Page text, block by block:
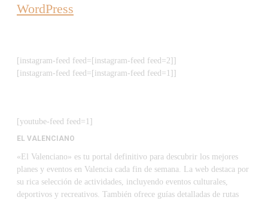
WordPress
[instagram-feed feed=[instagram-feed feed=2]]
[instagram-feed feed=[instagram-feed feed=1]]
[youtube-feed feed=1]
EL VALENCIANO
«El Valenciano» es tu portal definitivo para descubrir los mejores
planes y eventos en Valencia cada fin de semana. La web destaca por
su rica selección de actividades, incluyendo eventos culturales,
deportivos y recreativos. También ofrece guías detalladas de rutas